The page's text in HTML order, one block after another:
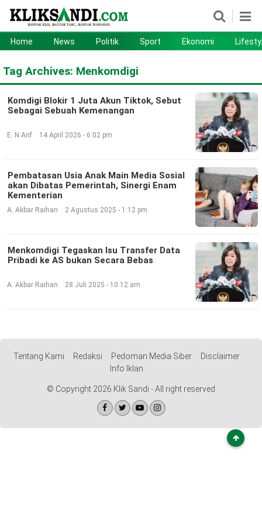
Politik Sport
Ekonomi Lifestyle
Otomotif Teknologi
©
right
Home News Politik Sport Ekonomi
Tag Archives: Menkomdigi
Komdigi Blokir 1 Juta Akun Tiktok, Sebut
Sebagai Sebuah Kemenangan
E. N Arif 14 April 2026 - 6:02 pm
Pembatasan Usia Anak Main Media Sosial
akan Dibatas Pemerintah, Sinergi Enam
Kementerian
A. Akbar Raihan 2 Agustus 2025 - 1:12 pm
Menkomdigi Tegaskan Isu Transfer Data
Pribadi ke AS bukan Secara Bebas
A. Akbar Raihan 28 Juli 2025 - 10:12 am
Tentang Kami Redaksi Pedoman Media Siber
Disclaimer
Info Iklan
© Copyright 2026 Klik Sandi - All right reserved